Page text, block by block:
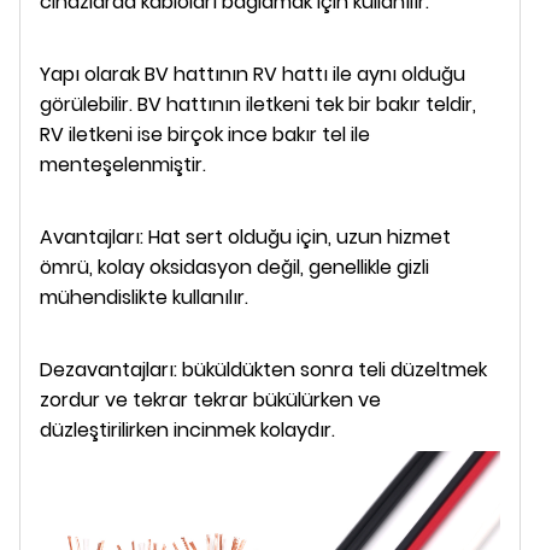
Yapı olarak BV hattının RV hattı ile aynı olduğu
görülebilir. BV hattının iletkeni tek bir bakır teldir,
RV iletkeni ise birçok ince bakır tel ile
menteşelenmiştir.
Avantajları: Hat sert olduğu için, uzun hizmet
ömrü, kolay oksidasyon değil, genellikle gizli
mühendislikte kullanılır.
Dezavantajları: büküldükten sonra teli düzeltmek
zordur ve tekrar tekrar bükülürken ve
düzleştirilirken incinmek kolaydır.